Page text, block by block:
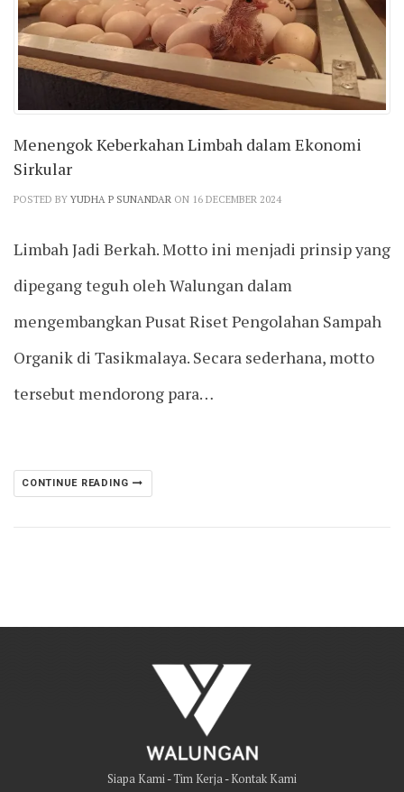
Menengok Keberkahan Limbah dalam Ekonomi
Sirkular
POSTED BY YUDHA P SUNANDAR ON 16 DECEMBER 2024
Limbah Jadi Berkah. Motto ini menjadi prinsip yang
dipegang teguh oleh Walungan dalam
mengembangkan Pusat Riset Pengolahan Sampah
Organik di Tasikmalaya. Secara sederhana, motto
tersebut mendorong para…
CONTINUE READING
Siapa Kami-Tim Kerja-Kontak Kami